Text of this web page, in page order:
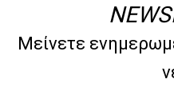
08:47
10-02-2026
Υποθέσεων
Μείνετε